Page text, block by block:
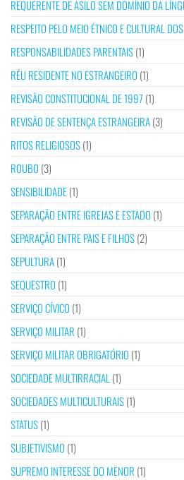
REQUERENTE DE ASILO SEM DOMÍNIO DA
RESPEITO PELO MEIO ÉTNICO E CULTURAL
RESPONSABILIDADES PARENTAIS(1)
RÉU RESIDENTE NO ESTRANGEIRO (1)
REVISÃO CONSTITUCIONAL DE 1997 (1)
REVISÃO DE SENTENÇA ESTRANGEIRA(3)
RITOS RELIGIOSOS(1)
ROUBO (3)
SENSIBILIDADE(1)
SEPARAÇÃO ENTRE IGREJAS E ESTADO (1)
SEPARAÇÃO ENTRE PAIS E FILHOS(2)
SEPULTURA(1)
SEQUESTRO (1)
SERVIÇO CÍVICO (1)
SERVIÇO MILITAR (1)
SERVIÇO MILITAR OBRIGATÓRIO (1)
SOCIEDADE MULTIRRACIAL (1)
SOCIEDADES MULTICULTURAIS(1)
STATUS(1)
SUBJETIVISMO (1)
SUPREMO INTERESSE DO MENOR (1)